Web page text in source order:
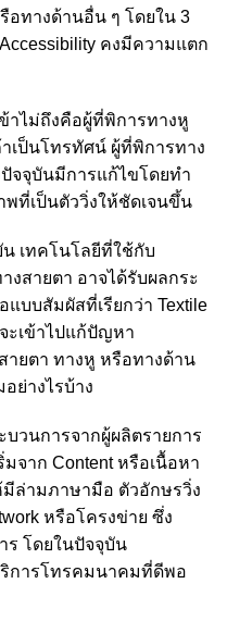
อทางด้านอื่น ๆ โดยใน 3
คงมีความแตก
าไม่ถึงคือผู้ที่พิการทางหู
เป็นโทรทัศน์ ผู้ที่พิการทาง
จจุบันมีการแก้ไขโดยทำ
ที่เป็นตัววิ่งให้ชัดเจนขึ้น
เทคโนโลยีที่ใช้กับ
งสายตา อาจได้รับผลกระ
บบสัมผัสที่เรียกว่า Textile
ะเข้าไปแก้ปัญหา
ายตา ทางหู หรือทางด้าน
ย่างไรบ้าง
บวนการจากผู้ผลิตรายการ
จาก Content หรือเนื้อหา
มีล่ามภาษามือ ตัวอักษรวิ่ง
หรือโครงข่าย ซึ่ง
ร โดยในปัจจุบัน
ริการโทรคมนาคมที่ดีพอ